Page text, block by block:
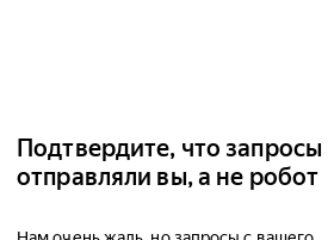
Подтвердите, что запросы
отправляли вы, а не робот